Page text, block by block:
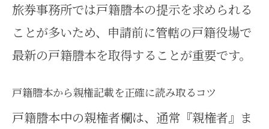
旅券事務所では戸籍謄本の提示を求められる
ことが多いため、申請前に管轄の戸籍役場で
最新の戸籍謄本を取得することが重要です。
戸籍謄本から親権記載を正確に読み取るコツ
戸籍謄本中の親権者欄は、通常『親権者』ま